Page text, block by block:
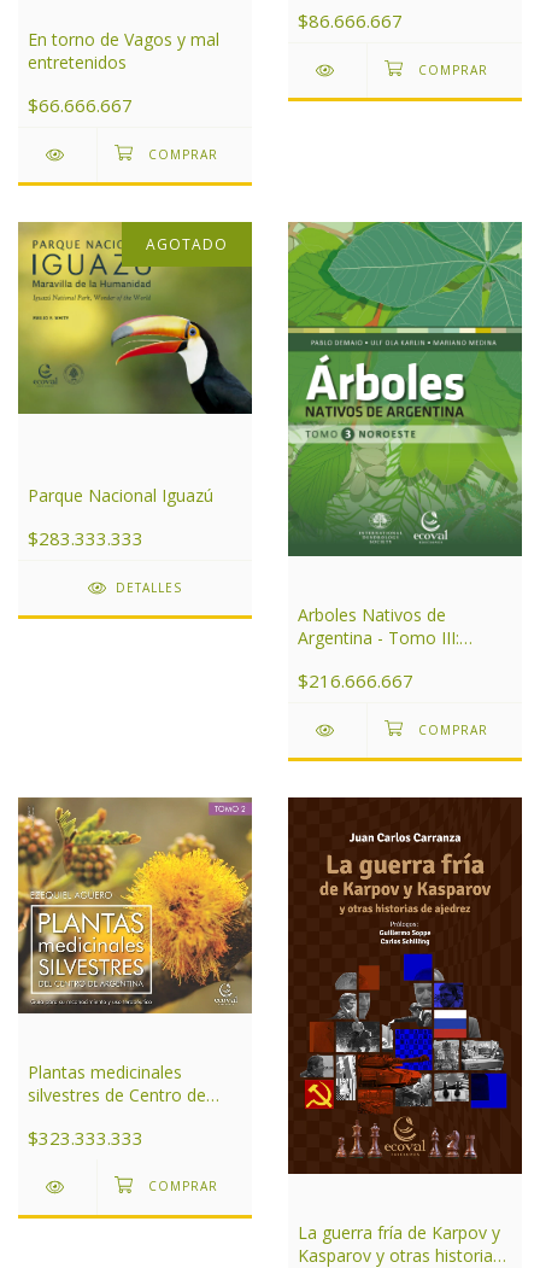
En torno de Vagos y mal
entretenidos
$66.666.667
$86.666.667
AGOTADO
Parque Nacional Iguazú
$283.333.333
DETALLES
Arboles Nativos de
Argentina - Tomo III:
$216.666.667
Plantas medicinales
silvestres de Centro de
$323.333.333
La guerra fría de Karpov y
Kasparov y otras historias